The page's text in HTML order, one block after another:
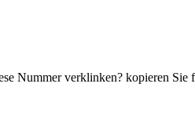
Nummer verklinken? kopieren